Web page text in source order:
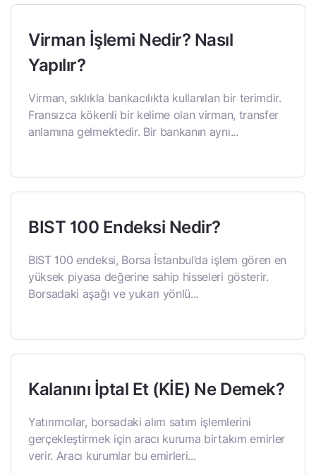
Virman İşlemi Nedir? Nasıl
Yapılır?
Virman, sıklıkla bankacılıkta kullanılan bir terimdir.
Fransızca kökenli bir kelime olan virman, transfer
anlamına gelmektedir. Bir bankanın aynı...
BIST 100 Endeksi Nedir?
BIST 100 endeksi, Borsa İstanbul’da işlem gören en
yüksek piyasa değerine sahip hisseleri gösterir.
Borsadaki aşağı ve yukarı yönlü...
Kalanını İptal Et (KİE) Ne Demek?
Yatırımcılar, borsadaki alım satım işlemlerini
gerçekleştirmek için aracı kuruma birtakım emirler
verir. Aracı kurumlar bu emirleri...